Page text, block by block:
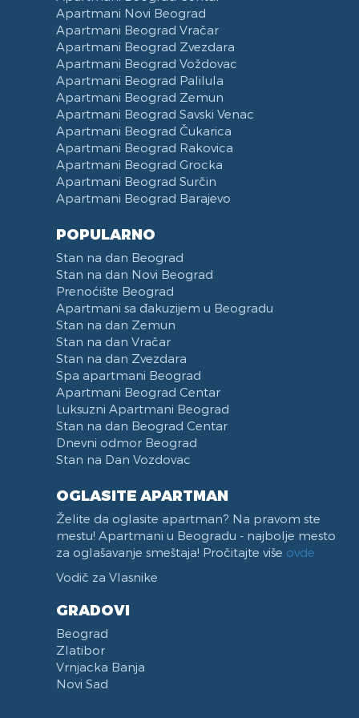
Ulica Španskih boraca
Naselje West 365
Filmski grad
Karadjordjev park
KBC Zemun
Institut za majku i dete
Hram Svetog Save
Ulica Kneginje Zorke
Sportski centar 11 April
Opština Novi Beograd
Dunavski kej
Hotel Jugoslavija
Stari Merkator
Stari Merkator Novi Beograd
Delta City
Bulevar Zorana Djindjica
Tosin bunar
Park Tašmajdan
Pozeska ulica
Trg Republike
Naselje Belvil
Apartmani u blizini Surčina
Apartmani Novi Beograd
Apartmani Beograd Vračar
Apartmani Beograd Zvezdara
Apartmani Beograd Voždovac
Apartmani Beograd Palilula
Apartmani Beograd Zemun
Apartmani Beograd Savski Venac
Apartmani Beograd Čukarica
Apartmani Beograd Rakovica
Apartmani Beograd Grocka
Apartmani Beograd Surčin
Apartmani Beograd Barajevo
POPULARNO
Stan na dan Beograd
Stan na dan Novi Beograd
Prenoćište Beograd
Apartmani sa đakuzijem u Beogradu
Stan na dan Zemun
Stan na dan Vračar
Stan na dan Zvezdara
Spa apartmani Beograd
Apartmani Beograd Centar
Luksuzni Apartmani Beograd
Stan na dan Beograd Centar
Dnevni odmor Beograd
Stan na Dan Vozdovac
OGLASITE APARTMAN
Želite da oglasite apartman? Na pravom ste
mestu! Apartmani u Beogradu - najbolje mesto
za oglašavanje smeštaja! Pročitajte više ovde
Vodič za Vlasnike
GRADOVI
Beograd
Zlatibor
Vrnjacka Banja
Novi Sad